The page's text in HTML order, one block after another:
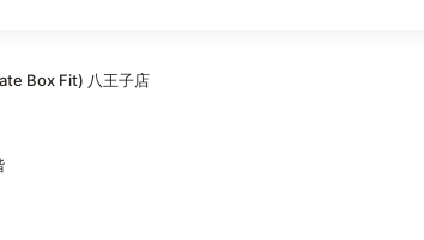
Box Fit) 八王子店